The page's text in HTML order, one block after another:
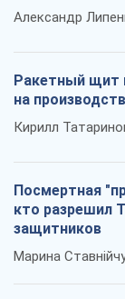
Александр
Ракетный щит
на
Кирилл
Посмертная
кто разрешил
защитников
Марина